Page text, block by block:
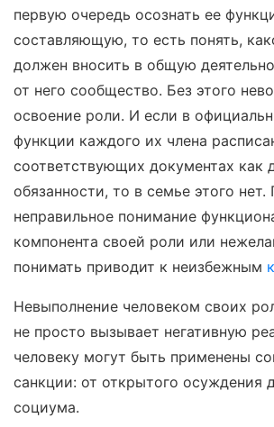
первую очередь осознать ее
составляющую, то есть понять,
должен вносить в общую
от него сообщество. Без этого
освоение роли. И если в
функции каждого их члена
соответствующих документах как
обязанности, то в семье этого
неправильное понимание
компонента своей роли или
понимать приводит к неизбежным
Невыполнение человеком своих
не просто вызывает негативную
человеку могут быть применены
санкции: от открытого осуждения
социума.